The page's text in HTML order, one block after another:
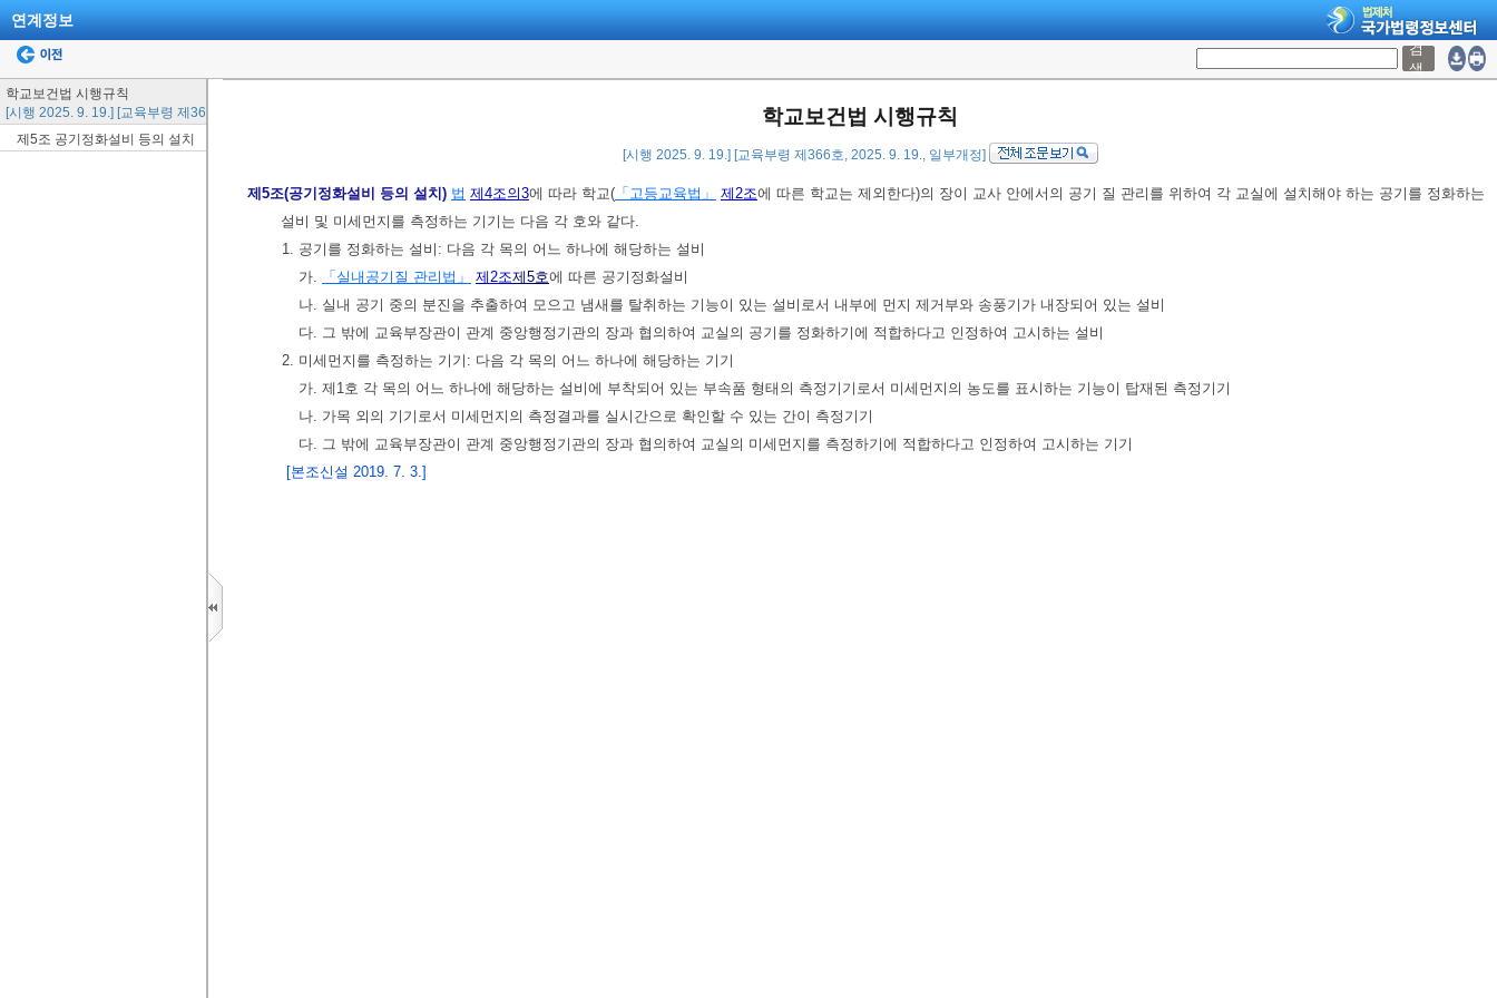
연계정보
검
색
학교보건법 시행규칙
[시행 2025. 9. 19.] [교육부령 제366호, 2025. 9. 19., 일부개정]
제5조 공기정화설비 등의 설치
학교보건법 시행규칙
[시행 2025. 9. 19.] [교육부령 제366호, 2025. 9. 19., 일부개정]
제5조(공기정화설비 등의 설치) 법 제4조의3에 따라 학교( 「고등교육법」 제2조에 따른 학교는 제외한다)의 장이 교사 안에서의 공기 질 관리를 위하여 각 교실에 설치해야 하는 공기를 정화하는
설비 및 미세먼지를 측정하는 기기는 다음 각 호와 같다.
1. 공기를 정화하는 설비: 다음 각 목의 어느 하나에 해당하는 설비
가.
「실내공기질 관리법」 제2조제5호에 따른 공기정화설비
나. 실내 공기 중의 분진을 추출하여 모으고 냄새를 탈취하는 기능이 있는 설비로서 내부에 먼지 제거부와 송풍기가 내장되어 있는 설비
다. 그 밖에 교육부장관이 관계 중앙행정기관의 장과 협의하여 교실의 공기를 정화하기에 적합하다고 인정하여 고시하는 설비
2. 미세먼지를 측정하는 기기: 다음 각 목의 어느 하나에 해당하는 기기
가. 제1호 각 목의 어느 하나에 해당하는 설비에 부착되어 있는 부속품 형태의 측정기기로서 미세먼지의 농도를 표시하는 기능이 탑재된 측정기기
나. 가목 외의 기기로서 미세먼지의 측정결과를 실시간으로 확인할 수 있는 간이 측정기기
다. 그 밖에 교육부장관이 관계 중앙행정기관의 장과 협의하여 교실의 미세먼지를 측정하기에 적합하다고 인정하여 고시하는 기기
[본조신설 2019. 7. 3.]